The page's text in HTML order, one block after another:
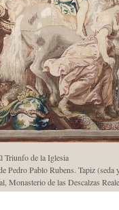
Triunfo de la Iglesia
Pedro Pablo Rubens. Tapiz
Monasterio de las Descalzas